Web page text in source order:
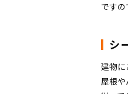
です
シ
建物に
屋根や